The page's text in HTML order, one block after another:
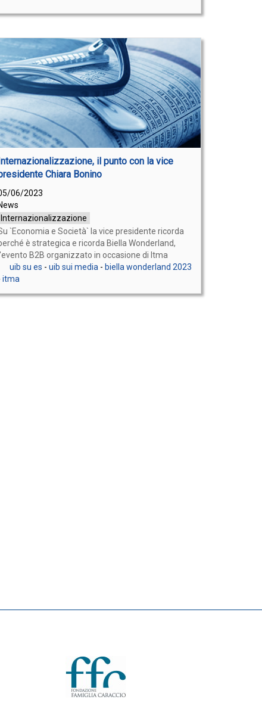
il punto con la vice
Chiara Bonino
06/2023
Internazionalizzazione
`Economia e Società` la vice presidente ricorda
è strategica e ricorda Biella Wonderland,
l'evento B2B organizzato in occasione di Itma
uib su es -uib sui media - biella wonderland 2023
itma